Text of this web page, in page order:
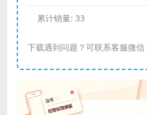
累计销量: 33
下载遇到问题？可联系客服微